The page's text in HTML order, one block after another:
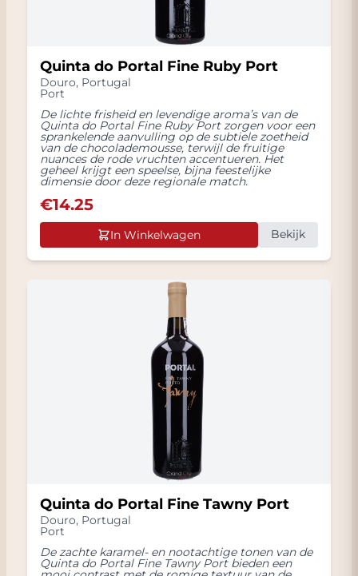
Quinta do Portal Fine Ruby Port
Douro, Portugal
Port
De lichte frisheid en levendige aroma’s van de
Quinta do Portal Fine Ruby Port zorgen voor een
sprankelende aanvulling op de subtiele zoetheid
van de chocolademousse, terwijl de fruitige
nuances de rode vruchten accentueren. Het
geheel krijgt een speelse, bijna feestelijke
dimensie door deze regionale match.
€14.25
In Winkelwagen Bekijk
Quinta do Portal Fine Tawny Port
Douro, Portugal
Port
De zachte karamel- en nootachtige tonen van de
Quinta do Portal Fine Tawny Port bieden een